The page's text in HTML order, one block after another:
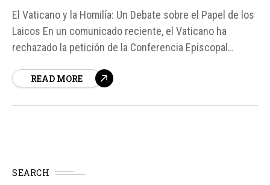
El Vaticano y la Homilía: Un Debate sobre el Papel de los
Laicos En un comunicado reciente, el Vaticano ha
rechazado la petición de la Conferencia Episcopal
homilía durante la celebración de la Eucaristía. Según
READ MORE
SEARCH